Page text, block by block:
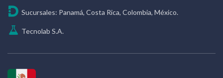
Sucursales: Panamá, Costa Rica, Colombia, México.
Tecnolab S.A.